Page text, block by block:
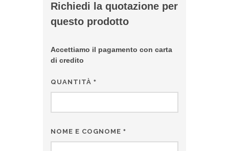
Richiedi la quotazione per
questo prodotto
Accettiamo il pagamento con carta
di credito
QUANTITÀ *
NOME E COGNOME *